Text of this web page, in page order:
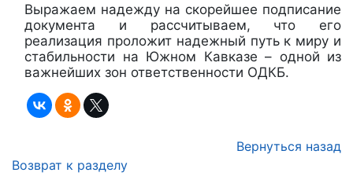
Выражаем надежду на скорейшее подписание
документа и рассчитываем, что его
реализация проложит надежный путь к миру и
стабильности на Южном Кавказе – одной из
важнейших зон ответственности ОДКБ.
Вернуться назад
Возврат к разделу